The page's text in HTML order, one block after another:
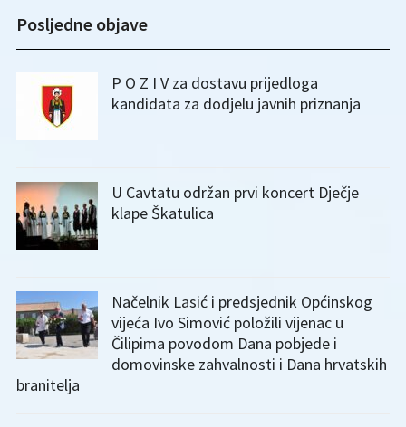
Posljedne objave
P O Z I V za dostavu prijedloga
kandidata za dodjelu javnih priznanja
U Cavtatu održan prvi koncert Dječje
klape Škatulica
Načelnik Lasić i predsjednik Općinskog
vijeća Ivo Simović položili vijenac u
Čilipima povodom Dana pobjede i
domovinske zahvalnosti i Dana hrvatskih
branitelja